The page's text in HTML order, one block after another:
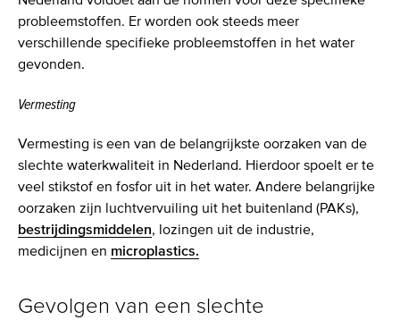
probleemstoffen. Er worden ook steeds meer
verschillende specifieke probleemstoffen in het water
gevonden.
Vermesting
Vermesting is een van de belangrijkste oorzaken van de
slechte waterkwaliteit in Nederland. Hierdoor spoelt er te
veel stikstof en fosfor uit in het water. Andere belangrijke
oorzaken zijn luchtvervuiling uit het buitenland (PAKs),
bestrijdingsmiddelen, lozingen uit de industrie,
medicijnen en microplastics.
Gevolgen van een slechte